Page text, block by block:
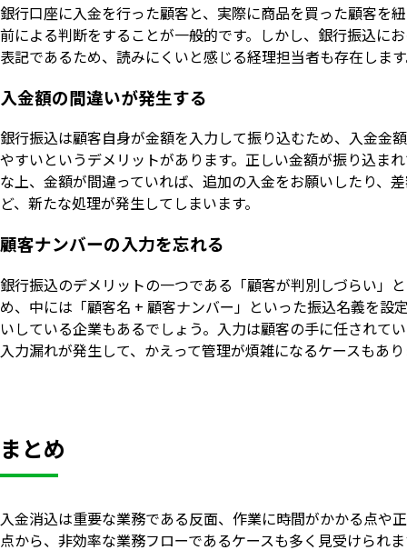
銀行口座に入金を行った顧客と、実際に商品を買った顧客を
前による判断をすることが一般的です。しかし、銀行振込に
表記であるため、読みにくいと感じる経理担当者も存在しま
入金額の間違いが発生する
銀行振込は顧客自身が金額を入力して振り込むため、入金金
やすいというデメリットがあります。正しい金額が振り込ま
な上、金額が間違っていれば、追加の入金をお願いしたり、
ど、新たな処理が発生してしまいます。
顧客ナンバーの入力を忘れる
銀行振込のデメリットの一つである「顧客が判別しづらい」
め、中には「顧客名 + 顧客ナンバー」といった振込名義を設
いしている企業もあるでしょう。入力は顧客の手に任されて
入力漏れが発生して、かえって管理が煩雑になるケースもあ
まとめ
入金消込は重要な業務である反面、作業に時間がかかる点や
点から、非効率な業務フローであるケースも多く見受けられ